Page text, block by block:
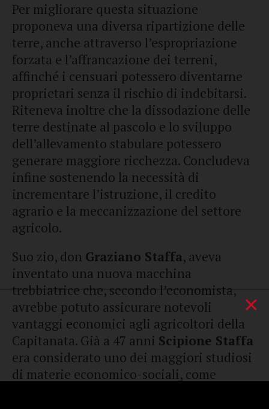
Per migliorare questa situazione
proponeva una diversa ripartizione delle
terre, anche attraverso l’espropriazione
forzata e l’affrancazione dei terreni,
affinché i censuari potessero diventarne
proprietari senza il rischio di indebitarsi.
Riteneva inoltre che la dissodazione delle
terre destinate al pascolo e lo sviluppo
dell’allevamento stabulare potessero
generare maggiore ricchezza. Concludeva
infine sostenendo la necessità di
incrementare l’istruzione, il credito
agrario e la meccanizzazione del settore
agricolo.
Suo zio, don Graziano Staffa, aveva
inventato una nuova macchina
trebbiatrice che, secondo l’economista,
avrebbe potuto assicurare notevoli
vantaggi economici agli agricoltori della
Capitanata. Già a 47 anni Scipione Staffa
era considerato uno dei maggiori studiosi
di materie economico-sociali, come
×